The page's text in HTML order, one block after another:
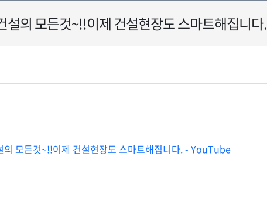
의 모든것~!!이제 건설현장도 스마트해집니다.
모든것~!!이제 건설현장도 스마트해집니다. - YouTube